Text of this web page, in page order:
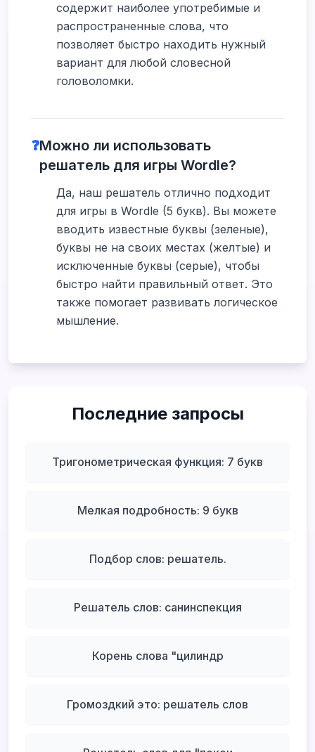
содержит наиболее употребимые и
распространенные слова, что
позволяет быстро находить нужный
вариант для любой словесной
головоломки.
❓Можно ли использовать
решатель для игры Wordle?
Да, наш решатель отлично подходит
для игры в Wordle (5 букв). Вы можете
вводить известные буквы (зеленые),
буквы не на своих местах (желтые) и
исключенные буквы (серые), чтобы
быстро найти правильный ответ. Это
также помогает развивать логическое
мышление.
Последние запросы
Тригонометрическая функция: 7 букв
Мелкая подробность: 9 букв
Подбор слов: решатель.
Решатель слов: санинспекция
Корень слова "цилиндр
Громоздкий это: решатель слов